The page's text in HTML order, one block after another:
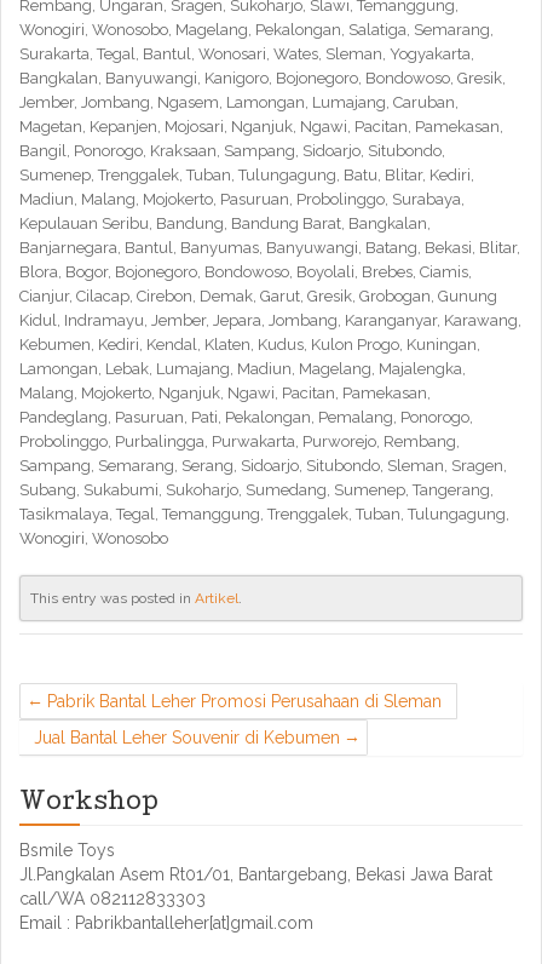
Rembang, Ungaran, Sragen, Sukoharjo, Slawi, Temanggung,
Wonogiri, Wonosobo, Magelang, Pekalongan, Salatiga, Semarang,
Surakarta, Tegal, Bantul, Wonosari, Wates, Sleman, Yogyakarta,
Bangkalan, Banyuwangi, Kanigoro, Bojonegoro, Bondowoso, Gresik,
Jember, Jombang, Ngasem, Lamongan, Lumajang, Caruban,
Magetan, Kepanjen, Mojosari, Nganjuk, Ngawi, Pacitan, Pamekasan,
Bangil, Ponorogo, Kraksaan, Sampang, Sidoarjo, Situbondo,
Sumenep, Trenggalek, Tuban, Tulungagung, Batu, Blitar, Kediri,
Madiun, Malang, Mojokerto, Pasuruan, Probolinggo, Surabaya,
Kepulauan Seribu, Bandung, Bandung Barat, Bangkalan,
Banjarnegara, Bantul, Banyumas, Banyuwangi, Batang, Bekasi, Blitar,
Blora, Bogor, Bojonegoro, Bondowoso, Boyolali, Brebes, Ciamis,
Cianjur, Cilacap, Cirebon, Demak, Garut, Gresik, Grobogan, Gunung
Kidul, Indramayu, Jember, Jepara, Jombang, Karanganyar, Karawang,
Kebumen, Kediri, Kendal, Klaten, Kudus, Kulon Progo, Kuningan,
Lamongan, Lebak, Lumajang, Madiun, Magelang, Majalengka,
Malang, Mojokerto, Nganjuk, Ngawi, Pacitan, Pamekasan,
Pandeglang, Pasuruan, Pati, Pekalongan, Pemalang, Ponorogo,
Probolinggo, Purbalingga, Purwakarta, Purworejo, Rembang,
Sampang, Semarang, Serang, Sidoarjo, Situbondo, Sleman, Sragen,
Subang, Sukabumi, Sukoharjo, Sumedang, Sumenep, Tangerang,
Tasikmalaya, Tegal, Temanggung, Trenggalek, Tuban, Tulungagung,
Wonogiri, Wonosobo
This entry was posted in Artikel.
Pabrik Bantal Leher Promosi Perusahaan di Sleman
Jual Bantal Leher Souvenir di Kebumen
Workshop
Bsmile Toys
Jl.Pangkalan Asem Rt01/01, Bantargebang, Bekasi Jawa Barat
call/WA 082112833303
Email : Pabrikbantalleher[at]gmail.com